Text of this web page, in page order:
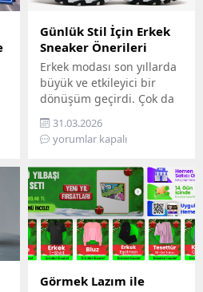
Günlük Stil İçin Erkek
Sneaker Önerileri
Erkek modası son yıllarda
büyük ve etkileyici bir
dönüşüm geçirdi. Çok da
uzak olmayan bir
geçmişte sadece spor
salonlarında,
yoğun fiziksel aktivitelerde
tercih edilen ayakkabılar,
günümüzde günlük
giyimin ve modern tarzın
tam merkezine yerleşti. Bu
evrim, konfor ve estetiğin
mükemmel birleşimini
31.03.2026
yorumlar kapalı
Görmek Lazım ile